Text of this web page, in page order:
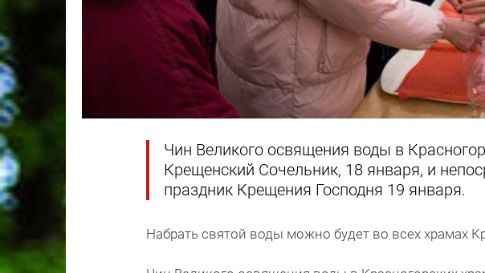
Чин Великого освящения воды в
Крещенский Сочельник, 18 января, и
праздник Крещения Господня 19 января.
Набрать святой воды можно будет во всех храмах